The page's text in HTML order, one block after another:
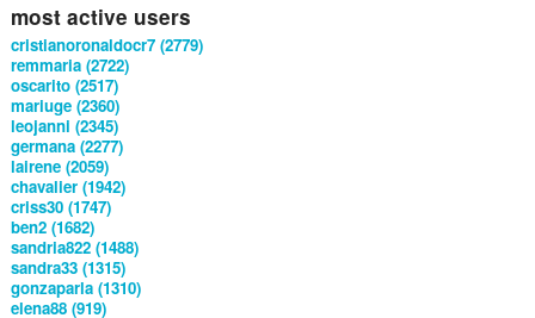
most active users
cristianoronaldocr7 (2779)
remmaria (2722)
oscarito (2517)
mariuge (2360)
leojanni (2345)
germana (2277)
lairene (2059)
chavalier (1942)
criss30 (1747)
ben2 (1682)
sandria822 (1488)
sandra33 (1315)
gonzaparla (1310)
elena88 (919)